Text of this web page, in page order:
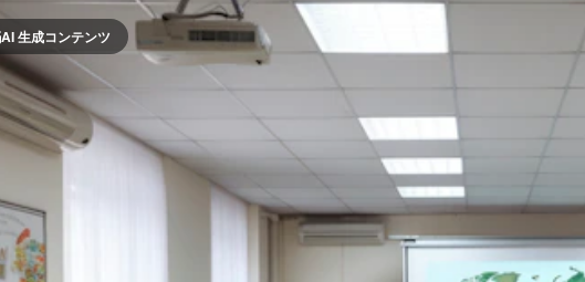
AI 生成コンテンツ